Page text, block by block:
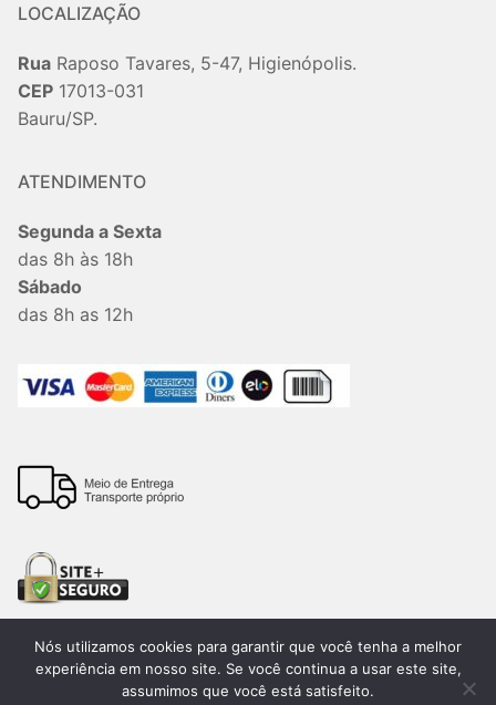
LOCALIZAÇÃO
Rua Raposo Tavares, 5-47, Higienópolis.
CEP 17013-031
Bauru/SP.
ATENDIMENTO
Segunda a Sexta
das 8h às 18h
Sábado
das 8h as 12h
Todos os direitos reservados. 2026®. Lemon Bauru –
Nós utilizamos cookies para garantir que você tenha a melhor
experiência em nosso site. Se você continua a usar este site,
assumimos que você está satisfeito.